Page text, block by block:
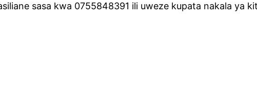
sasa kwa 0755848391 ili uweze kupata nakala ya